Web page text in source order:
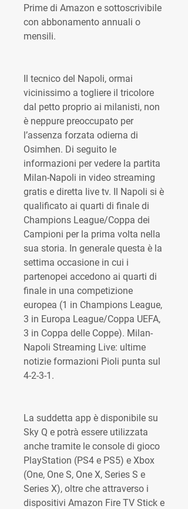
Prime di Amazon e sottoscrivibile
con abbonamento annuali o
mensili.
Il tecnico del Napoli, ormai
vicinissimo a togliere il tricolore
dal petto proprio ai milanisti, non
è neppure preoccupato per
l’assenza forzata odierna di
Osimhen. Di seguito le
informazioni per vedere la partita
Milan-Napoli in video streaming
gratis e diretta live tv. Il Napoli si è
qualificato ai quarti di finale di
Champions League/Coppa dei
Campioni per la prima volta nella
sua storia. In generale questa è la
settima occasione in cui i
partenopei accedono ai quarti di
finale in una competizione
europea (1 in Champions League,
3 in Europa League/Coppa UEFA,
3 in Coppa delle Coppe). Milan-
Napoli Streaming Live: ultime
notizie formazioni Pioli punta sul
4-2-3-1.
La suddetta app è disponibile su
Sky Q e potrà essere utilizzata
anche tramite le console di gioco
PlayStation (PS4 e PS5) e Xbox
(One, One S, One X, Series S e
Series X), oltre che attraverso i
dispositivi Amazon Fire TV Stick e